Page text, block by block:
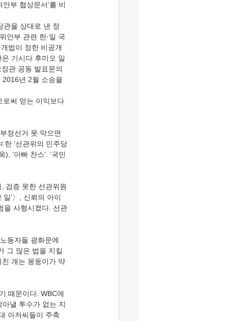
안부 협상문서'를 비
안부 관련 한·일 국
법이 정한 비공개
기시다 후미오 일
관 공동 발표문의
2016년 2월 소송을
로써 얻는 이익보다
한 ‘선관위의 민주당
‘아빠 찬스’. ‘국민
’〉, 신뢰의 아이
을 사형시켰다. 선관
그 많은 법을 지킬
개는 몽둥이가 약
낼 투수가 없는 지
아저씨들이 주축